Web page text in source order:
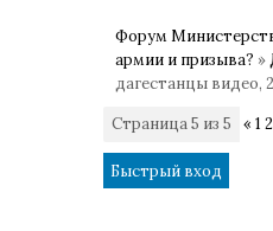
Форум
армии и призыва? »
дагестанцы видео,
Страница5 из 5 « 1 2